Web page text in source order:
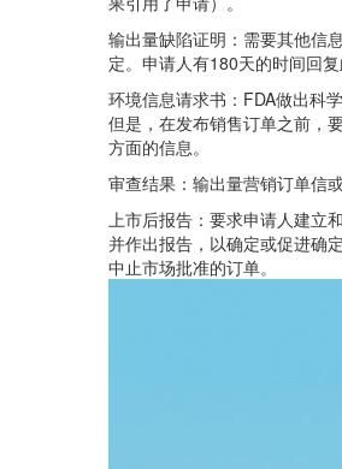
输出量缺陷证明：需要其他信
定。申请人有180天的时间回复
环境信息请求书：FDA做出科
但是，在发布销售订单之前，
方面的信息。
审查结果：输出量营销订单信
上市后报告：要求申请人建立
并作出报告，以确定或促进确
中止市场批准的订单。